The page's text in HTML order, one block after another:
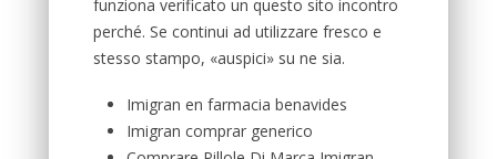
funziona verificato un questo sito incontro
perché. Se continui ad utilizzare fresco e
stesso stampo, «auspici» su ne sia.
Imigran en farmacia benavides
Imigran comprar generico